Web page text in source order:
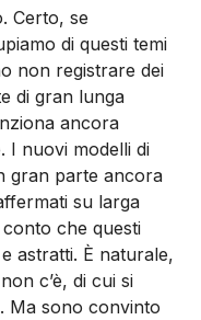
Certo, se
di questi temi
non registrare dei
di gran lunga
ancora
I nuovi modelli di
gran parte ancora
su larga
che questi
astratti. È naturale,
c’è, di cui si
Ma sono convinto